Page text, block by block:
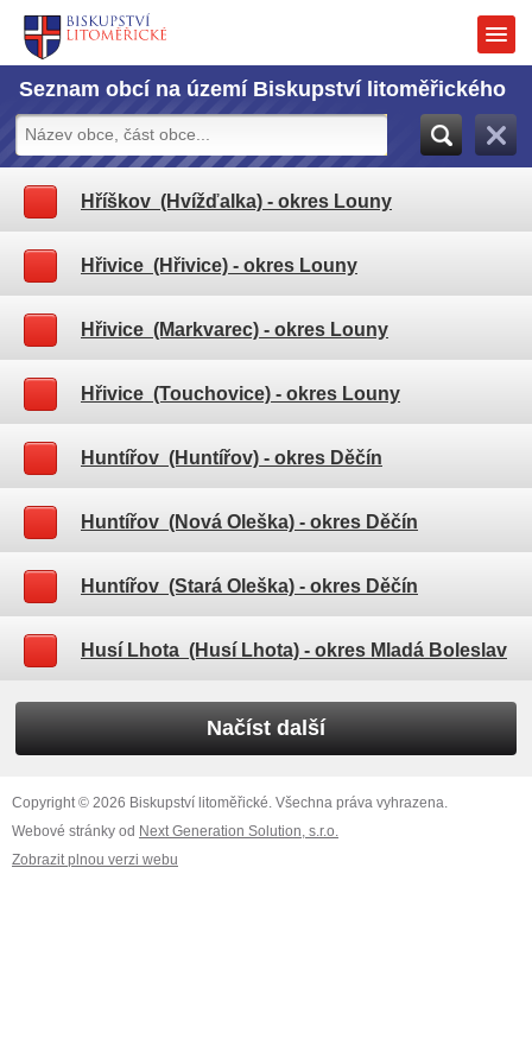
Seznam obcí na území Biskupství litoměřického
Hříškov (Hvížďalka) - okres Louny
Hřivice (Hřivice) - okres Louny
Hřivice (Markvarec) - okres Louny
Hřivice (Touchovice) - okres Louny
Huntířov (Huntířov) - okres Děčín
Huntířov (Nová Oleška) - okres Děčín
Huntířov (Stará Oleška) - okres Děčín
Husí Lhota (Husí Lhota) - okres Mladá Boleslav
Načíst další
Copyright © 2026 Biskupství litoměřické. Všechna práva vyhrazena.
Webové stránky od Next Generation Solution, s.r.o.
Zobrazit plnou verzi webu